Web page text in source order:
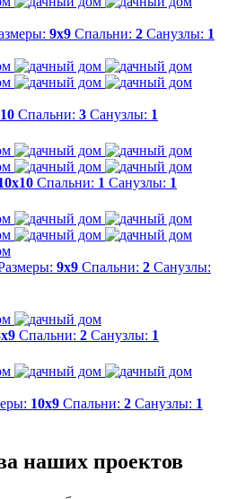
9х9 Спальни: 2 Санузлы: 1
Спальни: 3 Санузлы: 1
Спальни: 1 Санузлы: 1
9х9 Спальни: 2 Санузлы:
Спальни: 2 Санузлы: 1
10х9 Спальни: 2 Санузлы: 1
наших проектов